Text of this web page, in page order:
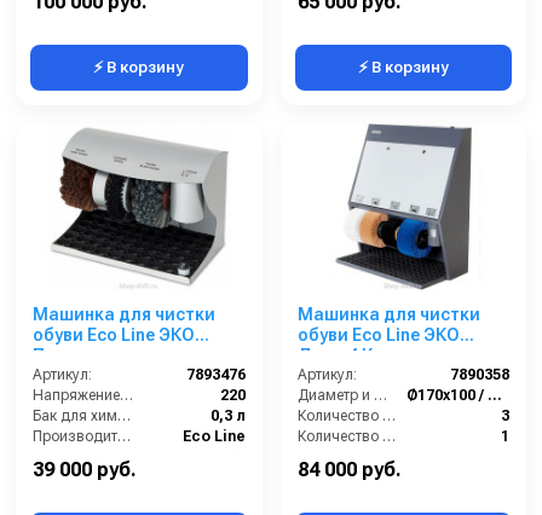
⚡ В корзину ⚡ В корзину
Машинка для чистки
обуви Eco Line ЭКО
Полирол
Артикул:
7893476
Напряжение (В):
220
Бак для химии:
0,3 л
Производитель:
Eco Line
39 000 руб.
Машинка для чистки
обуви Eco Line ЭКО
Люкс 4 Крем
Артикул:
7890358
Диаметр и ширина щёток (мм):
Ø170х100 / Ø210х100
Количество щёток полировки (шт):
3
Количество щёток предварительной очистки (шт):
1
Мощность (Вт):
84 000 руб.